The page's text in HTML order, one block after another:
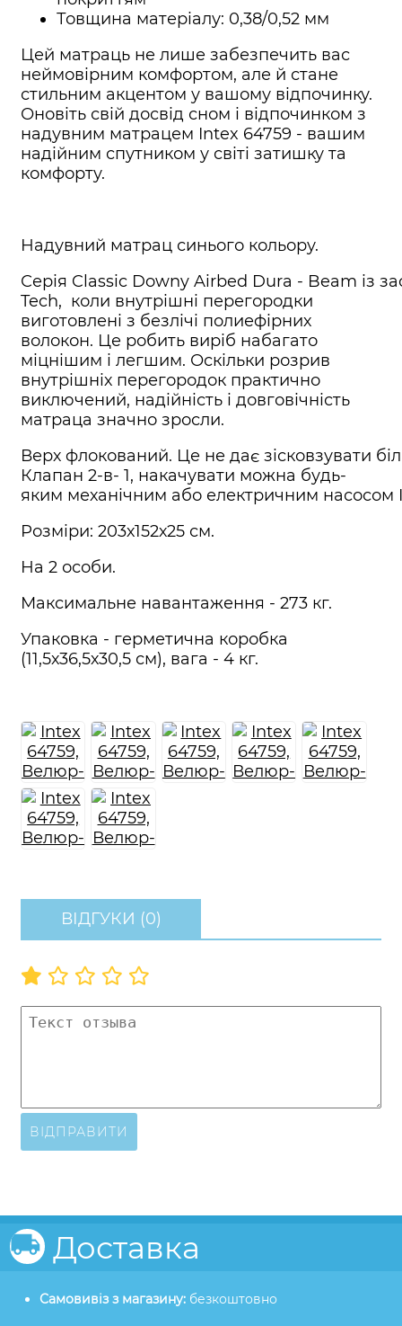
Товщина матеріалу: 0,38/0,52 мм
Цей матраць не лише забезпечить вас
неймовірним комфортом, але й стане
стильним акцентом у вашому відпочинку.
Оновіть свій досвід сном і відпочинком з
надувним матрацем Intex 64759 - вашим
надійним спутником у світі затишку та
комфорту.
Надувний матрац синього кольору.
Серія Classic Downy Airbed Dura - Beam із
Tech, коли внутрішні перегородки
виготовлені з безлічі полиефірних
волокон. Це робить виріб набагато
міцнішим і легшим. Оскільки розрив
внутрішніх перегородок практично
виключений, надійність і довговічність
матраца значно зросли.
Верх флокований. Це не дає зісковзувати
Клапан 2-в- 1, накачувати можна будь-
яким механічним або електричним насосом
Розміри: 203х152х25 см.
На 2 особи.
Максимальне навантаження - 273 кг.
Упаковка - герметична коробка
(11,5х36,5х30,5 см), вага - 4 кг.
ВІДГУКИ (0)
ВІДПРАВИТИ
Доставка
Самовивіз з магазину: безкоштовно